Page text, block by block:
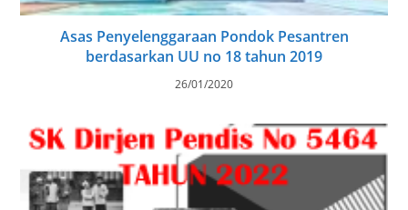
Asas Penyelenggaraan Pondok Pesantren
berdasarkan UU no 18 tahun 2019
26/01/2020